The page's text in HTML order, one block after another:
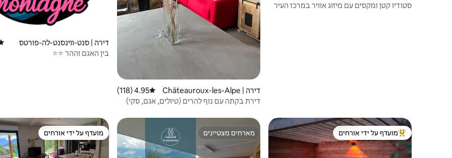
סטודיו קטן ומקסים עם מיזוג אוויר במרכז העיר
דירה | Châteauroux-les-Alpe
s
דירוג ממוצע של 4.95 מתוך 5, 118 ביקורות
4.95 (118)
דירת בקתה עם נוף להרים (טיולים, אגם, סקי)
דירה | סנט-ווינסנט-לה-פורטס
בין האגם וההר ⭐⭐
מוביל בקרב נכסים מועדפים על ידי אורחים
מועדף על ידי אורחים מארחים מצטיינים
מארחים מצטיינים מועדף על ידי אורחים
מועדף על ידי אורחים